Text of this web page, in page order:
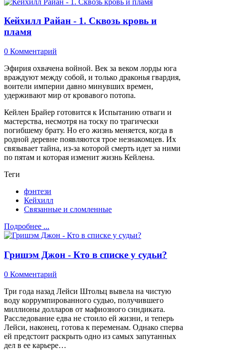
Кейхилл Райан - 1. Сквозь кровь и
пламя
0 Комментарий
Эфирия охвачена войной. Век за веком лорды юга
враждуют между собой, и только драконья гвардия,
воители империи давно минувших времен,
удерживают мир от кровавого потопа.
Кейлен Брайер готовится к Испытанию отваги и
мастерства, несмотря на тоску по трагически
погибшему брату. Но его жизнь меняется, когда в
родной деревне появляются трое незнакомцев. Их
связывает тайна, из-за которой смерть идет за ними
по пятам и которая изменит жизнь Кейлена.
Теги
фэнтези
Кейхилл
Связанные и сломленные
Подробнее ...
Гришэм Джон - Кто в списке у судьи?
0 Комментарий
Три года назад Лейси Штольц вывела на чистую
воду коррумпированного судью, получившего
миллионы долларов от мафиозного синдиката.
Расследование едва не стоило ей жизни, и теперь
Лейси, наконец, готова к переменам. Однако сперва
ей предстоит раскрыть одно из самых запутанных
дел в ее карьере…